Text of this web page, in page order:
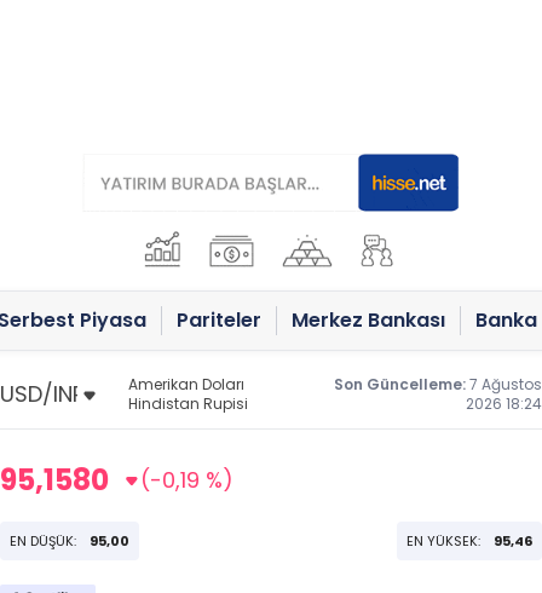
Piyasa Pariteler Merkez Bankası
Amerikan Doları
Hindistan Rupisi
Son Güncelleme:7 Ağustos
2026 18:24
95,1580 (-0,19 %)
EN DÜŞÜK: 95,00 EN YÜKSEK: 95,46